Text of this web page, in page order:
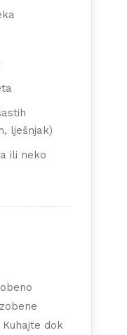
lješnjak)
ili neko
dok